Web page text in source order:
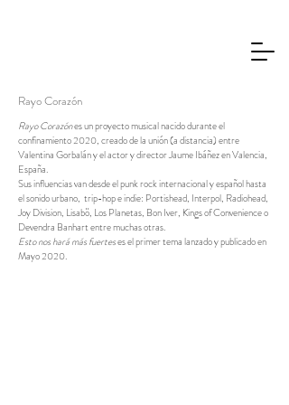
Rayo Corazón
Rayo Corazónes un proyecto musical nacido durante el
confinamiento 2020, creado de la unión (a distancia) entre
Valentina Gorbalán y el actor y director Jaume Ibáñez en Valencia,
España.
Sus influencias van desde el punk rock internacional y español hasta
el sonido urbano, trip-hop e indie: Portishead, Interpol, Radiohead,
Joy Division, Lisabö, Los Planetas, Bon Iver, Kings of Convenience o
Devendra Banhart entre muchas otras.
Esto nos hará más fuerteses el primer tema lanzado y publicado en
Mayo 2020.